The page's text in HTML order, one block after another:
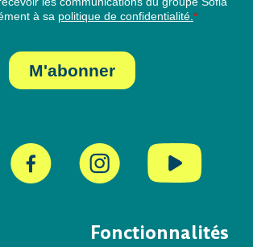
Fonctionnalités